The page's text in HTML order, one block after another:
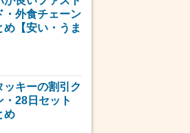
・外食チェーン
め【安い・うま
ッキーの割引ク
・28日セット
め